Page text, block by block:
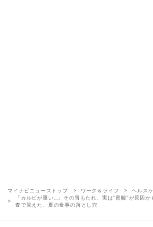
マイナビニューストップ ワーク＆ライフ
ヘルス
「カルビが重い…」その胃もたれ、実は“胃酸”が原因
査で見えた、夏の食事の落とし穴